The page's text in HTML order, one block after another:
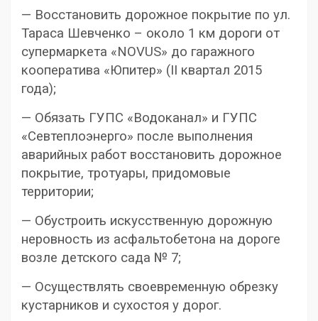
— Восстановить дорожное покрытие по ул.
Тараса Шевченко – около 1 км дороги от
супермаркета «NOVUS» до гаражного
кооператива «Юпитер» (II квартал 2015
года);
— Обязать ГУПС «Водоканал» и ГУПС
«Севтеплоэнерго» после выполнения
аварийных работ восстановить дорожное
покрытие, тротуары, придомовые
территории;
— Обустроить искусственную дорожную
неровность из асфальтобетона на дороге
возле детского сада № 7;
— Осуществлять своевременную обрезку
кустарников и сухостоя у дорог.